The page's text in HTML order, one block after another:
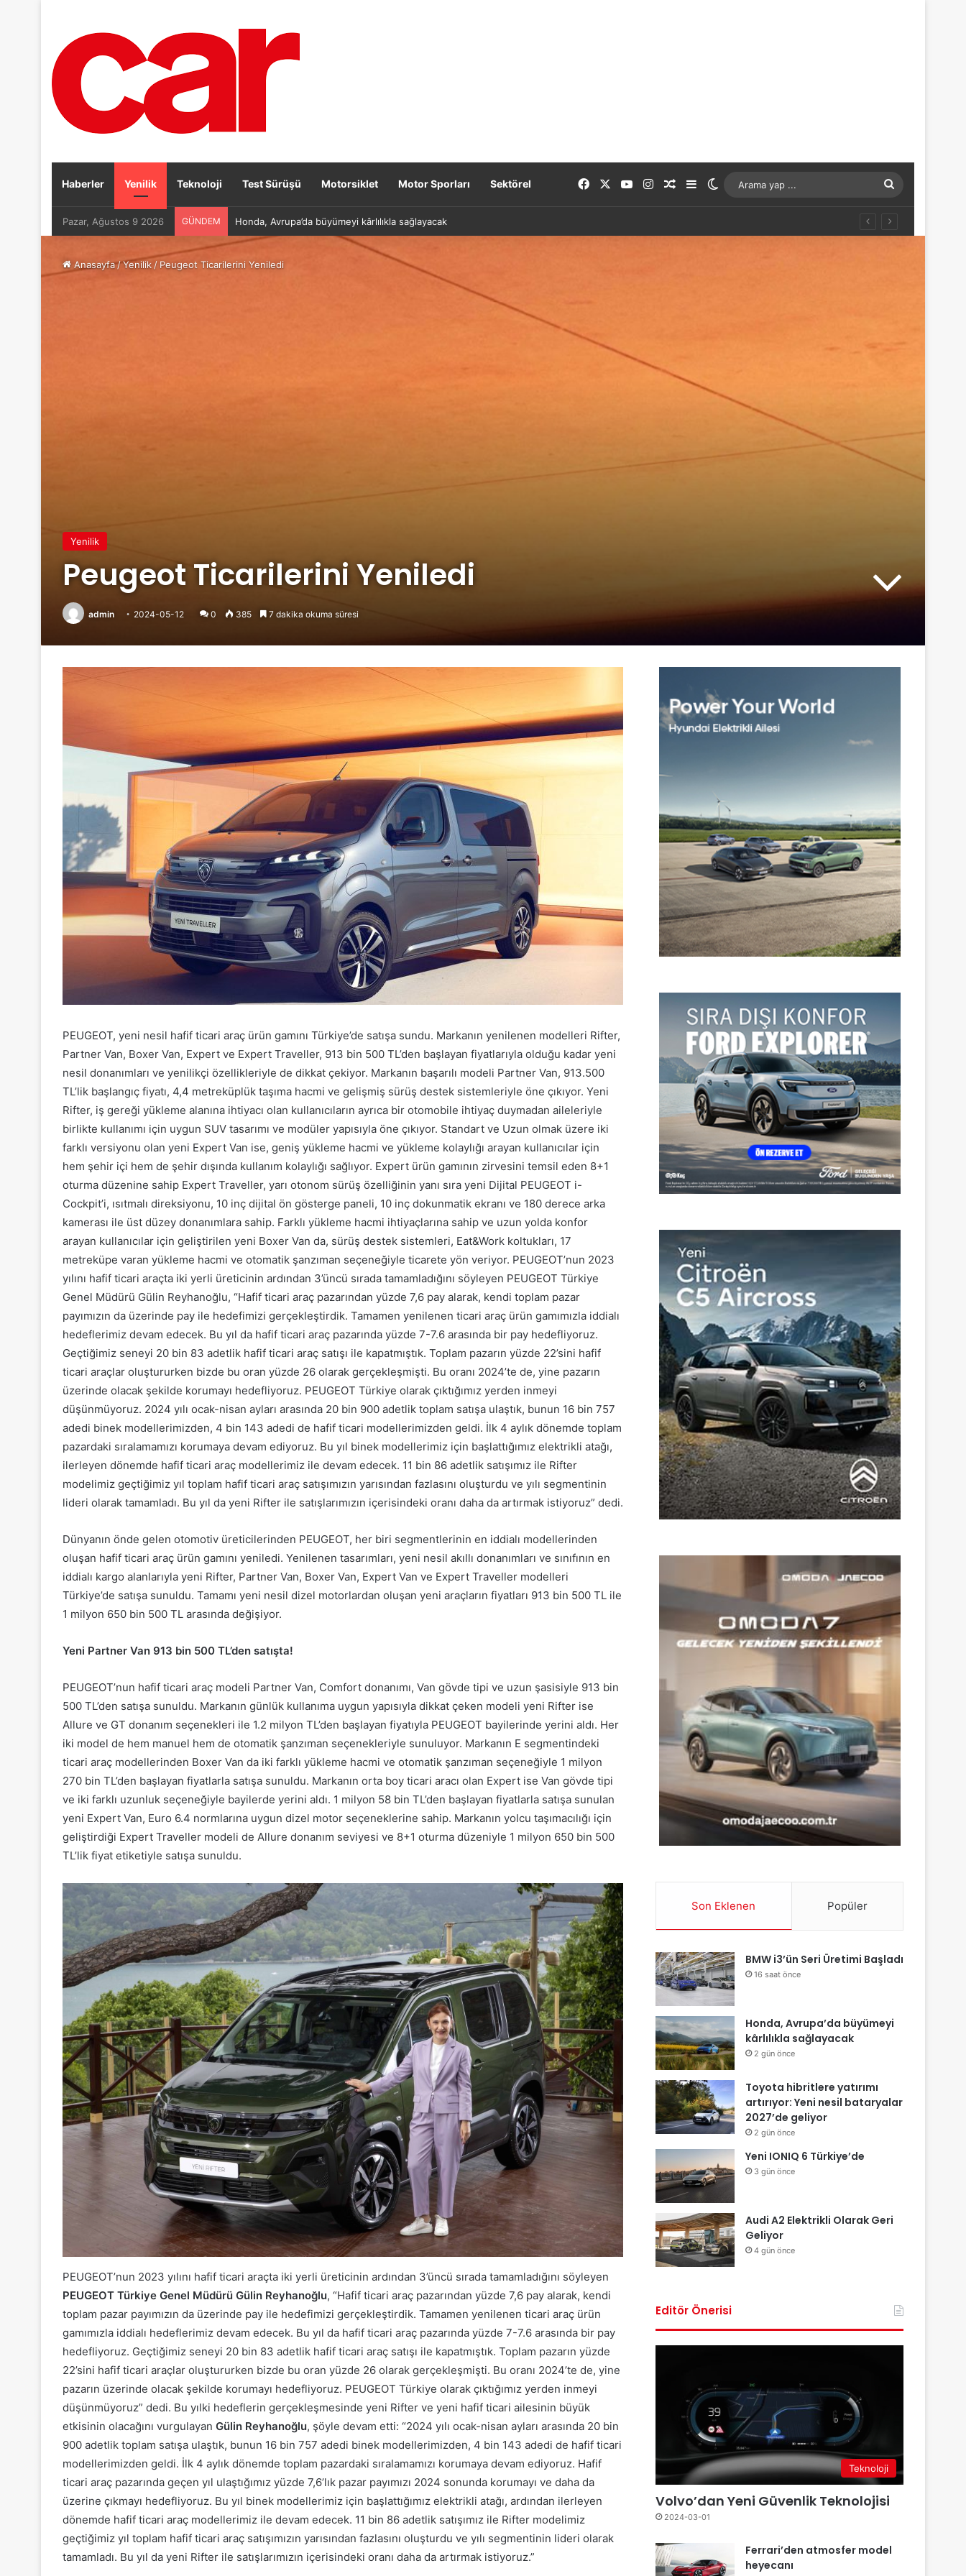
Haberler Yenilik Teknoloji Test Sürüşü Motorsiklet Motor Sporları Sektörel FacebookYouTubeInstagramRastgele Makale
Kenar Bölmesi
Dış görünümü değiştir
...
Pazar, Ağustos 9 2026 GÜNDEM Honda, Avrupa’da büyümeyi kârlılıkla sağlayacak
Anasayfa/Yenilik / Peugeot Ticarilerini Yeniledi
Yenilik
Peugeot Ticarilerini Yeniledi
admin 2024-05-12 0 385 7 dakika okuma süresi
PEUGEOT, yeni nesil hafif ticari araç ürün gamını Türkiye’de satışa sundu. Markanın yenilenen modelleri Rifter,
Partner Van, Boxer Van, Expert ve Expert Traveller, 913 bin 500 TL’den başlayan fiyatlarıyla olduğu kadar yeni
nesil donanımları ve yenilikçi özellikleriyle de dikkat çekiyor. Markanın başarılı modeli Partner Van, 913.500
TL’lik başlangıç fiyatı, 4,4 metreküplük taşıma hacmi ve gelişmiş sürüş destek sistemleriyle öne çıkıyor. Yeni
Rifter, iş gereği yükleme alanına ihtiyacı olan kullanıcıların ayrıca bir otomobile ihtiyaç duymadan aileleriyle
birlikte kullanımı için uygun SUV tasarımı ve modüler yapısıyla öne çıkıyor. Standart ve Uzun olmak üzere iki
farklı versiyonu olan yeni Expert Van ise, geniş yükleme hacmi ve yükleme kolaylığı arayan kullanıcılar için
hem şehir içi hem de şehir dışında kullanım kolaylığı sağlıyor. Expert ürün gamının zirvesini temsil eden 8+1
oturma düzenine sahip Expert Traveller, yarı otonom sürüş özelliğinin yanı sıra yeni Dijital PEUGEOT i-
Cockpit’i, ısıtmalı direksiyonu, 10 inç dijital ön gösterge paneli, 10 inç dokunmatik ekranı ve 180 derece arka
kamerası ile üst düzey donanımlara sahip. Farklı yükleme hacmi ihtiyaçlarına sahip ve uzun yolda konfor
arayan kullanıcılar için geliştirilen yeni Boxer Van da, sürüş destek sistemleri, Eat&Work koltukları, 17
metreküpe varan yükleme hacmi ve otomatik şanzıman seçeneğiyle ticarete yön veriyor. PEUGEOT’nun 2023
yılını hafif ticari araçta iki yerli üreticinin ardından 3’üncü sırada tamamladığını söyleyen PEUGEOT Türkiye
Genel Müdürü Gülin Reyhanoğlu, “Hafif ticari araç pazarından yüzde 7,6 pay alarak, kendi toplam pazar
payımızın da üzerinde pay ile hedefimizi gerçekleştirdik. Tamamen yenilenen ticari araç ürün gamımızla iddialı
hedeflerimiz devam edecek. Bu yıl da hafif ticari araç pazarında yüzde 7-7.6 arasında bir pay hedefliyoruz.
Geçtiğimiz seneyi 20 bin 83 adetlik hafif ticari araç satışı ile kapatmıştık. Toplam pazarın yüzde 22’sini hafif
ticari araçlar oluştururken bizde bu oran yüzde 26 olarak gerçekleşmişti. Bu oranı 2024’te de, yine pazarın
üzerinde olacak şekilde korumayı hedefliyoruz. PEUGEOT Türkiye olarak çıktığımız yerden inmeyi
düşünmüyoruz. 2024 yılı ocak-nisan ayları arasında 20 bin 900 adetlik toplam satışa ulaştık, bunun 16 bin 757
adedi binek modellerimizden, 4 bin 143 adedi de hafif ticari modellerimizden geldi. İlk 4 aylık dönemde toplam
pazardaki sıralamamızı korumaya devam ediyoruz. Bu yıl binek modellerimiz için başlattığımız elektrikli atağı,
ilerleyen dönemde hafif ticari araç modellerimiz ile devam edecek. 11 bin 86 adetlik satışımız ile Rifter
modelimiz geçtiğimiz yıl toplam hafif ticari araç satışımızın yarısından fazlasını oluşturdu ve yılı segmentinin
lideri olarak tamamladı. Bu yıl da yeni Rifter ile satışlarımızın içerisindeki oranı daha da artırmak istiyoruz” dedi.
Dünyanın önde gelen otomotiv üreticilerinden PEUGEOT, her biri segmentlerinin en iddialı modellerinden
oluşan hafif ticari araç ürün gamını yeniledi. Yenilenen tasarımları, yeni nesil akıllı donanımları ve sınıfının en
iddialı kargo alanlarıyla yeni Rifter, Partner Van, Boxer Van, Expert Van ve Expert Traveller modelleri
Türkiye’de satışa sunuldu. Tamamı yeni nesil dizel motorlardan oluşan yeni araçların fiyatları 913 bin 500 TL ile
1 milyon 650 bin 500 TL arasında değişiyor.
Yeni Partner Van 913 bin 500 TL’den satışta!
PEUGEOT’nun hafif ticari araç modeli Partner Van, Comfort donanımı, Van gövde tipi ve uzun şasisiyle 913 bin
500 TL’den satışa sunuldu. Markanın günlük kullanıma uygun yapısıyla dikkat çeken modeli yeni Rifter ise
Allure ve GT donanım seçenekleri ile 1.2 milyon TL’den başlayan fiyatıyla PEUGEOT bayilerinde yerini aldı. Her
iki model de hem manuel hem de otomatik şanzıman seçenekleriyle sunuluyor. Markanın E segmentindeki
ticari araç modellerinden Boxer Van da iki farklı yükleme hacmi ve otomatik şanzıman seçeneğiyle 1 milyon
270 bin TL’den başlayan fiyatlarla satışa sunuldu. Markanın orta boy ticari aracı olan Expert ise Van gövde tipi
ve iki farklı uzunluk seçeneğiyle bayilerde yerini aldı. 1 milyon 58 bin TL’den başlayan fiyatlarla satışa sunulan
yeni Expert Van, Euro 6.4 normlarına uygun dizel motor seçeneklerine sahip. Markanın yolcu taşımacılığı için
geliştirdiği Expert Traveller modeli de Allure donanım seviyesi ve 8+1 oturma düzeniyle 1 milyon 650 bin 500
TL’lik fiyat etiketiyle satışa sunuldu.
PEUGEOT’nun 2023 yılını hafif ticari araçta iki yerli üreticinin ardından 3’üncü sırada tamamladığını söyleyen
PEUGEOT Türkiye Genel Müdürü Gülin Reyhanoğlu, “Hafif ticari araç pazarından yüzde 7,6 pay alarak, kendi
toplam pazar payımızın da üzerinde pay ile hedefimizi gerçekleştirdik. Tamamen yenilenen ticari araç ürün
gamımızla iddialı hedeflerimiz devam edecek. Bu yıl da hafif ticari araç pazarında yüzde 7-7.6 arasında bir pay
hedefliyoruz. Geçtiğimiz seneyi 20 bin 83 adetlik hafif ticari araç satışı ile kapatmıştık. Toplam pazarın yüzde
22’sini hafif ticari araçlar oluştururken bizde bu oran yüzde 26 olarak gerçekleşmişti. Bu oranı 2024’te de, yine
pazarın üzerinde olacak şekilde korumayı hedefliyoruz. PEUGEOT Türkiye olarak çıktığımız yerden inmeyi
düşünmüyoruz” dedi. Bu yılki hedeflerin gerçekleşmesinde yeni Rifter ve yeni hafif ticari ailesinin büyük
etkisinin olacağını vurgulayan Gülin Reyhanoğlu, şöyle devam etti: “2024 yılı ocak-nisan ayları arasında 20 bin
900 adetlik toplam satışa ulaştık, bunun 16 bin 757 adedi binek modellerimizden, 4 bin 143 adedi de hafif ticari
modellerimizden geldi. İlk 4 aylık dönemde toplam pazardaki sıralamamızı korumaya devam ediyoruz. Hafif
ticari araç pazarında geçen yıl ulaştığımız yüzde 7,6’lık pazar payımızı 2024 sonunda korumayı ve daha da
üzerine çıkmayı hedefliyoruz. Bu yıl binek modellerimiz için başlattığımız elektrikli atağı, ardından ilerleyen
dönemde hafif ticari araç modellerimiz ile devam edecek. 11 bin 86 adetlik satışımız ile Rifter modelimiz
geçtiğimiz yıl toplam hafif ticari araç satışımızın yarısından fazlasını oluşturdu ve yılı segmentinin lideri olarak
tamamladı. Bu yıl da yeni Rifter ile satışlarımızın içerisindeki oranı daha da artırmak istiyoruz.”
Son Eklenen Popüler
BMW i3’ün Seri Üretimi Başladı
16 saat önce
Honda, Avrupa’da büyümeyi
kârlılıkla sağlayacak
2 gün önce
Toyota hibritlere yatırımı
artırıyor: Yeni nesil bataryalar
2027’de geliyor
2 gün önce
Yeni IONIQ 6 Türkiye’de
3 gün önce
Audi A2 Elektrikli Olarak Geri
Geliyor
4 gün önce
Editör Önerisi
Teknoloji
Volvo’dan Yeni Güvenlik Teknolojisi
2024-03-01
Ferrari’den atmosfer model
heyecanı